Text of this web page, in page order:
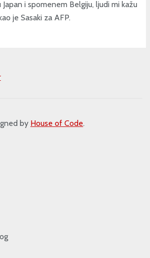
i spomenem Belgiju, ljudi mi kažu
je Sasaki za AFP.
by House of Code.